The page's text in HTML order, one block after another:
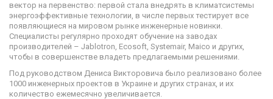
вектор на первенство: первой стала внедрять в климатсистемы
энергоэффективные технологии, в числе первых тестирует все
появляющиеся на мировом рынке инженерные новинки.
Специалисты регулярно проходят обучение на заводах
производителей – Jablotron, Ecosoft, Systemair, Maico и других,
чтобы в совершенстве владеть предлагаемыми решениями.
Под руководством Дениса Викторовича было реализовано более
1000 инженерных проектов в Украине и других странах, и их
количество ежемесячно увеличивается.